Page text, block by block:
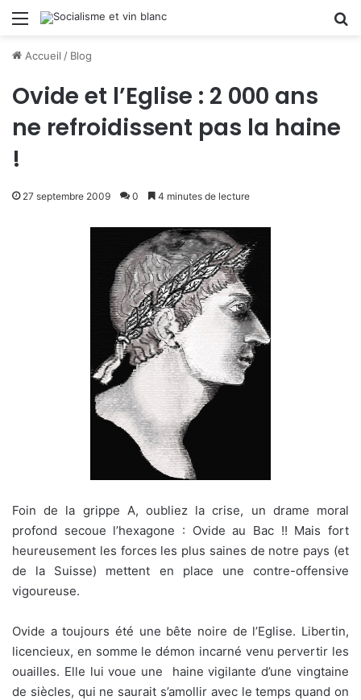
Menu
Accueil / Blog
Ovide et l’Eglise : 2 000 ans
ne refroidissent pas la haine
!
27 septembre 2009 0 4 minutes de lecture
Foin de la grippe A, oubliez la crise, un drame moral
profond secoue l’hexagone : Ovide au Bac !! Mais fort
heureusement les forces les plus saines de notre pays (et
de la Suisse) mettent en place une contre-offensive
vigoureuse.
Ovide a toujours été une bête noire de l’Eglise. Libertin,
licencieux, en somme le démon incarné venu pervertir les
ouailles. Elle lui voue une haine vigilante d’une vingtaine
de siècles, qui ne saurait s’amollir avec le temps quand on